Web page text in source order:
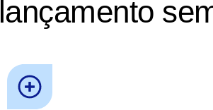
lançamento